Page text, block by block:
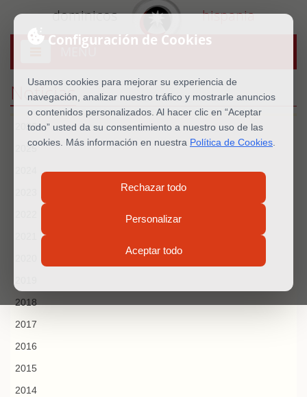
Configuración de Cookies
Usamos cookies para mejorar su experiencia de
navegación, analizar nuestro tráfico y mostrarle anuncios
o contenidos personalizados. Al hacer clic en “Aceptar
todo” usted da su consentimiento a nuestro uso de las
cookies. Más información en nuestra Política de Cookies
Rechazar todo
Personalizar
Aceptar todo
dominicos hispania
MENU
Noticias
2026
2025
2018
2017
2016
2015
2014